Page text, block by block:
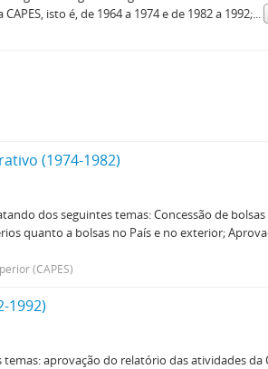
isto é, de 1964 a 1974 e de 1982 a 1992;...
(1974-1982)
dos seguintes temas: Concessão de bolsas
quanto a bolsas no País e no exterior;
(CAPES)
1992)
aprovação do relatório das atividades da